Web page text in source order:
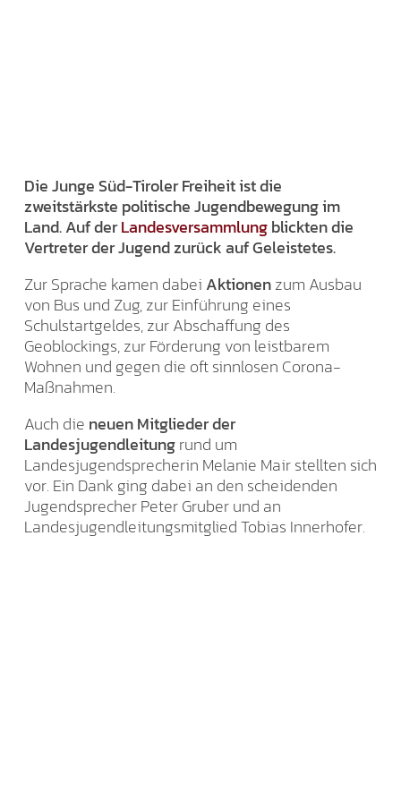
Die Junge Süd-Tiroler Freiheit ist die
zweitstärkste politische Jugendbewegung im
Land. Auf derLandesversammlungblickten die
Vertreter der Jugend zurück auf Geleistetes.
Zur Sprache kamen dabei Aktionenzum Ausbau
von Bus und Zug, zur Einführung eines
Schulstartgeldes, zur Abschaffung des
Geoblockings, zur Förderung von leistbarem
Wohnen und gegen die oft sinnlosen Corona-
Maßnahmen.
Auch die neuen Mitglieder der
Landesjugendleitungrund um
Landesjugendsprecherin Melanie Mair stellten sich
vor. Ein Dank ging dabei an den scheidenden
Jugendsprecher Peter Gruber und an
Landesjugendleitungsmitglied Tobias Innerhofer.